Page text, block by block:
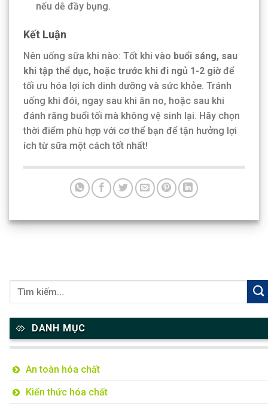
nếu dễ đầy bụng.
Kết Luận
Nên uống sữa khi nào: Tốt khi vào buổi sáng, sau
khi tập thể dục, hoặc trước khi đi ngủ 1-2 giờđể
tối ưu hóa lợi ích dinh dưỡng và sức khỏe. Tránh
uống khi đói, ngay sau khi ăn no, hoặc sau khi
đánh răng buổi tối mà không vệ sinh lại. Hãy chọn
thời điểm phù hợp với cơ thể bạn để tận hưởng lợi
ích từ sữa một cách tốt nhất!
DANH MỤC
An toàn hóa chất
Kiến thức hóa chất